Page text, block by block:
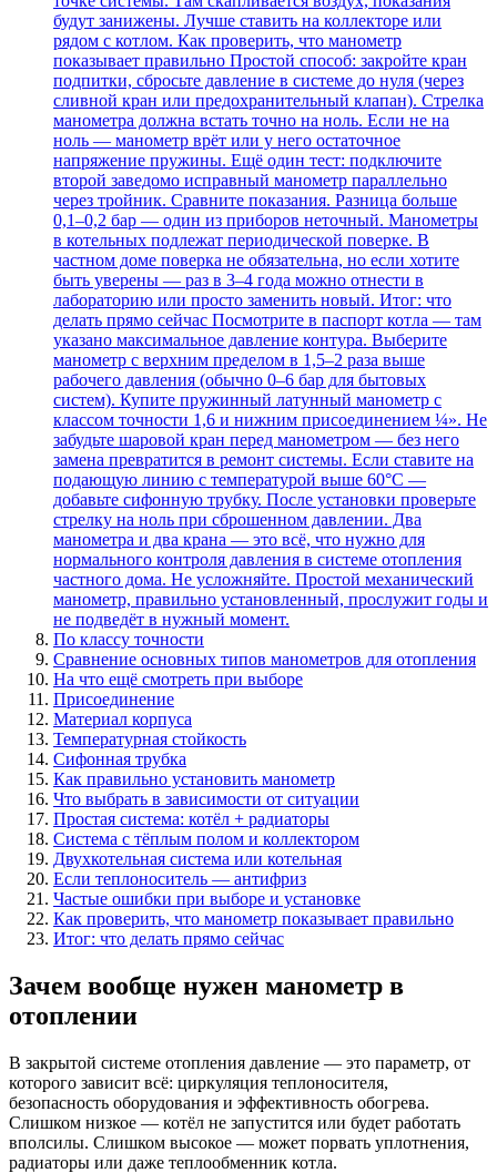
будут занижены. Лучше ставить на коллекторе или
рядом с котлом. Как проверить, что манометр
показывает правильно Простой способ: закройте кран
подпитки, сбросьте давление в системе до нуля (через
сливной кран или предохранительный клапан). Стрелка
манометра должна встать точно на ноль. Если не на
ноль — манометр врёт или у него остаточное
напряжение пружины. Ещё один тест: подключите
второй заведомо исправный манометр параллельно
через тройник. Сравните показания. Разница больше
0,1–0,2 бар — один из приборов неточный. Манометры
в котельных подлежат периодической поверке. В
частном доме поверка не обязательна, но если хотите
быть уверены — раз в 3–4 года можно отнести в
лабораторию или просто заменить новый. Итог: что
делать прямо сейчас Посмотрите в паспорт котла — там
указано максимальное давление контура. Выберите
манометр с верхним пределом в 1,5–2 раза выше
рабочего давления (обычно 0–6 бар для бытовых
систем). Купите пружинный латунный манометр с
классом точности 1,6 и нижним присоединением ¼». Не
забудьте шаровой кран перед манометром — без него
замена превратится в ремонт системы. Если ставите на
подающую линию с температурой выше 60°C —
добавьте сифонную трубку. После установки проверьте
стрелку на ноль при сброшенном давлении. Два
манометра и два крана — это всё, что нужно для
нормального контроля давления в системе отопления
частного дома. Не усложняйте. Простой механический
манометр, правильно установленный, прослужит годы и
не подведёт в нужный момент.
По классу точности
Сравнение основных типов манометров для отопления
На что ещё смотреть при выборе
Присоединение
Материал корпуса
Температурная стойкость
Сифонная трубка
Как правильно установить манометр
Что выбрать в зависимости от ситуации
Простая система: котёл + радиаторы
Система с тёплым полом и коллектором
Двухкотельная система или котельная
Если теплоноситель — антифриз
Частые ошибки при выборе и установке
Как проверить, что манометр показывает правильно
Итог: что делать прямо сейчас
Зачем вообще нужен манометр в
отоплении
В закрытой системе отопления давление — это параметр, от
которого зависит всё: циркуляция теплоносителя,
безопасность оборудования и эффективность обогрева.
Слишком низкое — котёл не запустится или будет работать
вполсилы. Слишком высокое — может порвать уплотнения,
радиаторы или даже теплообменник котла.